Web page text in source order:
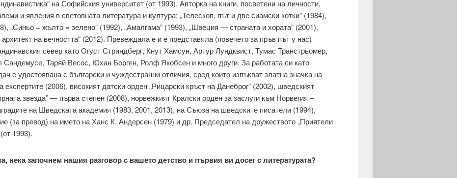
на Софийския университет (от 1993). Авторка на книги, посветени на личности,
и явления в световната литература и култура: „Телескоп, път и две сиамски котки” (1984),
„Синьо + жълто = зелено” (1992), „Амалгама” (1993), „Швеция — страната и хората” (2001),
на вечността“ (2012). Превеждала е и е представяла (повечето за пръв път у нас)
север като Огуст Стриндберг, Кнут Хамсун, Артур Лундквист, Тумас Транстрьомер,
Сандемусе, Таряй Весос, Юхан Борген, Ролф Якобсен и много други. За работата си като
е удостоявана с български и чуждестранни отличия, сред които изпъкват златна значка на
експертите (2006), високият датски орден „Рицарски кръст на Данеброг” (2002), шведският
звезда” — първа степен (2008), норвежкият Кралски орден за заслуги към Норвегия –
на Шведската академия (1983, 2001, 2013), на Съюза на шведските писатели (1994),
(за превод) на името на Ханс К. Андерсен (1979) и др. Председател на дружеството „Приятели
1993).
нека започнем нашия разговор с вашето детство и първия ви досег с литературата?